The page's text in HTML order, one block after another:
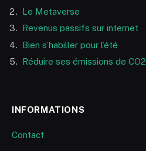
Le Metaverse
Revenus passifs sur internet
Bien s’habiller pour l’été
Réduire ses émissions de CO2
INFORMATIONS
Contact